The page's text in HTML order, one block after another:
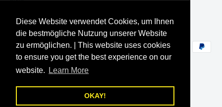
Diese Website verwendet Cookies, um Ihnen
die bestmögliche Nutzung unserer Website
zu ermöglichen. | This website uses cookies
to ensure you get the best experience on our
website.
Learn More
OKAY!
Wir akzeptieren